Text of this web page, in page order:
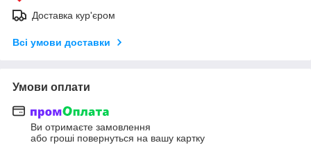
Доставка кур'єром
Всі умови доставки
Умови оплати
Ви отримаєте замовлення
або гроші повернуться на вашу картку